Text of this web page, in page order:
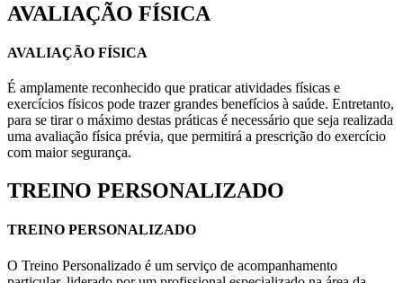
AVALIAÇÃO FÍSICA
AVALIAÇÃO FÍSICA
É amplamente reconhecido que praticar atividades físicas e
exercícios físicos pode trazer grandes benefícios à saúde. Entretanto,
para se tirar o máximo destas práticas é necessário que seja realizada
uma avaliação física prévia, que permitirá a prescrição do exercício
com maior segurança.
TREINO PERSONALIZADO
TREINO PERSONALIZADO
O Treino Personalizado é um serviço de acompanhamento